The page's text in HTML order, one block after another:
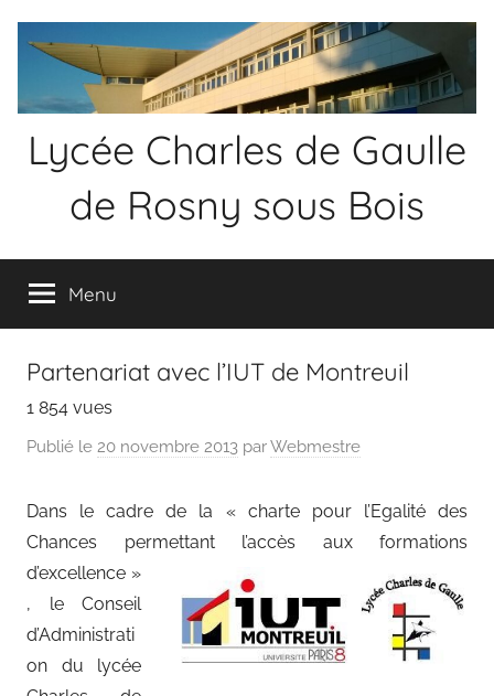
Lycée Charles de Gaulle
de Rosny sous Bois
Menu
Partenariat avec l’IUT de Montreuil
1 854 vues
Publié le 20 novembre 2013 parWebmestre
Dans le cadre de la « charte pour l’Egalité des
Chances permettant l’accès aux formations
d’excellence »
, le Conseil
d’Administrati
on du lycée